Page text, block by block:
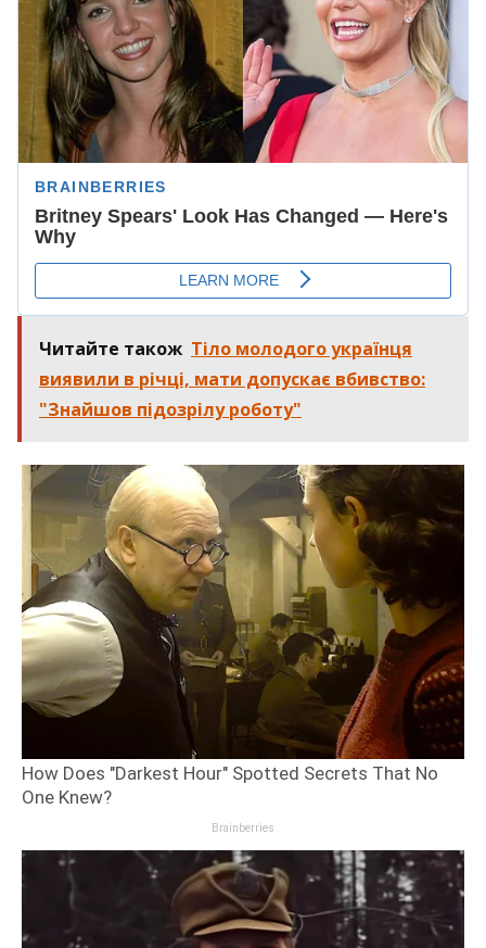
Читайте також Тіло молодого українця
виявили в річці, мати допускає вбивство:
"Знайшов підозрілу роботу"